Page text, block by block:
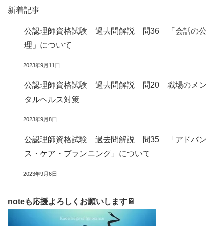
新着記事
公認理師資格試験 過去問解説 問36 「会話の公
理」について
2023年9月11日
公認理師資格試験 過去問解説 問20 職場のメン
タルヘルス対策
2023年9月8日
公認理師資格試験 過去問解説 問35 「アドバン
ス・ケア・プランニング」について
2023年9月6日
noteも応援よろしくお願いします📔